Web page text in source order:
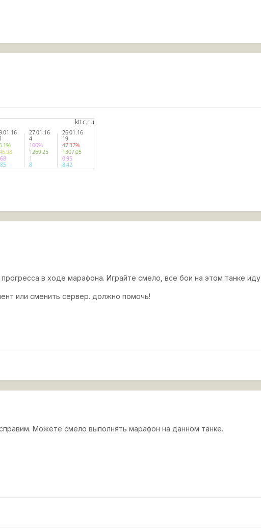
в ходе марафона. Играйте смело, все бои на этом танке
или сменить сервер. должно помочь!
Можете смело выполнять марафон на данном танке.